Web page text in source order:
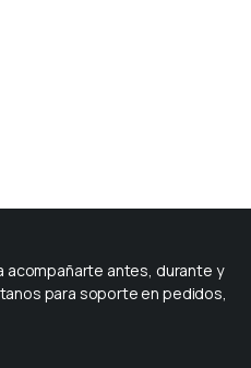
acompañarte antes, durante y
para soporte en pedidos,